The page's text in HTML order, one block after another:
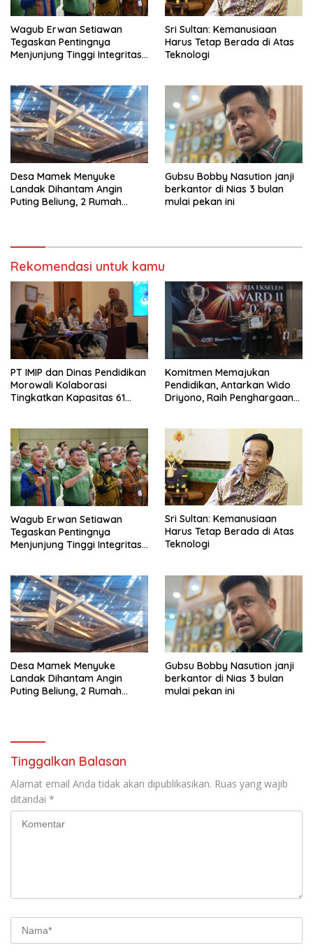
Wagub Erwan Setiawan
Tegaskan Pentingnya
Menjunjung Tinggi Integritas
Sri Sultan: Kemanusiaan
Harus Tetap Berada di Atas
Teknologi
Desa Mamek Menyuke
Landak Dihantam Angin
Puting Beliung, 2 Rumah
Gubsu Bobby Nasution janji
berkantor di Nias 3 bulan
mulai pekan ini
Rekomendasi untuk kamu
PT IMIP dan Dinas Pendidikan
Morowali Kolaborasi
Tingkatkan Kapasitas 61
Komitmen Memajukan
Pendidikan, Antarkan Wido
Driyono, Raih Penghargaan
Wagub Erwan Setiawan
Tegaskan Pentingnya
Menjunjung Tinggi Integritas
Sri Sultan: Kemanusiaan
Harus Tetap Berada di Atas
Teknologi
Desa Mamek Menyuke
Landak Dihantam Angin
Puting Beliung, 2 Rumah
Gubsu Bobby Nasution janji
berkantor di Nias 3 bulan
mulai pekan ini
Tinggalkan Balasan
Alamat email Anda tidak akan dipublikasikan. Ruas yang wajib
ditandai *